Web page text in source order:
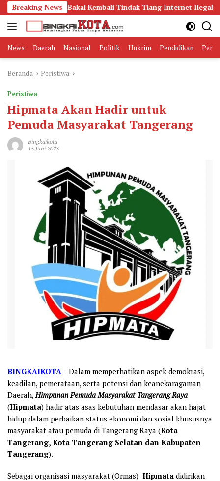
Langsung
ke
konten
Breaking News
Bakal Kembali Tindak Tiang Internet Ilegal di Karang
News Daerah Nasional Politik Hukrim Pendidikan
Beranda Peristiwa
Peristiwa
Hipmata Akan Hadir untuk
Pemuda Masyarakat Tangerang
Bingkaikota
15 Juni 2023
BINGKAIKOTA – Dalam memperhatikan aspek demokrasi,
keadilan, pemerataan, serta potensi dan keanekaragaman
Daerah, Himpunan Pemuda Masyarakat Tangerang Raya
(Hipmata) hadir atas asas kebutuhan mendasar akan hajat
hidup dalam perbaikan status ekonomi dan sosial khususnya
masyarakat atau pemuda di Tangerang Raya (Kota
Tangerang, Kota Tangerang Selatan dan Kabupaten
Tangerang).
Sebagai organisasi masyarakat (Ormas) Hipmata didirikan